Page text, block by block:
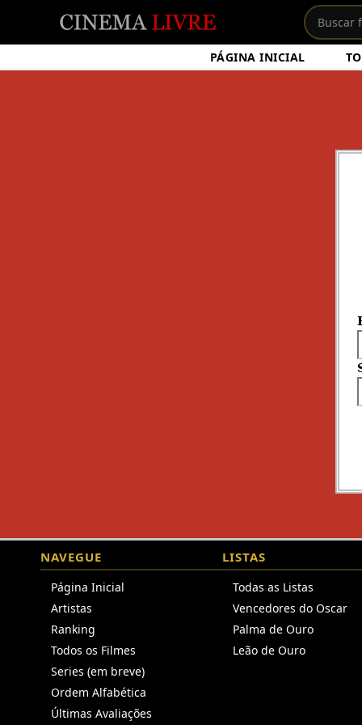
PÁGINA INICIAL
NAVEGUE
Página Inicial
Artistas
Ranking
Todos os Filmes
Series (em breve)
Ordem Alfabética
Últimas Avaliações
LISTAS
Todas as Listas
Vencedores do Oscar
Palma de Ouro
Leão de Ouro